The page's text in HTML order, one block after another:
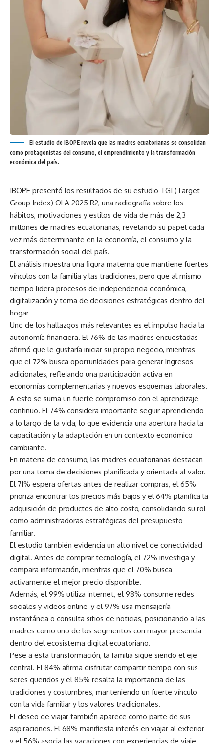
El estudio de IBOPE revela que las madres ecuatorianas se consolidan
como protagonistas del consumo, el emprendimiento y la transformación
económica del país.
IBOPE presentó los resultados de su estudio TGI (Target
Group Index) OLA 2025 R2, una radiografía sobre los
hábitos, motivaciones y estilos de vida de más de 2,3
millones de madres ecuatorianas, revelando su papel cada
vez más determinante en la economía, el consumo y la
transformación social del país.
El análisis muestra una figura materna que mantiene fuertes
vínculos con la familia y las tradiciones, pero que al mismo
tiempo lidera procesos de independencia económica,
digitalización y toma de decisiones estratégicas dentro del
hogar.
Uno de los hallazgos más relevantes es el impulso hacia la
autonomía financiera. El 76% de las madres encuestadas
afirmó que le gustaría iniciar su propio negocio, mientras
que el 72% busca oportunidades para generar ingresos
adicionales, reflejando una participación activa en
economías complementarias y nuevos esquemas laborales.
A esto se suma un fuerte compromiso con el aprendizaje
continuo. El 74% considera importante seguir aprendiendo
a lo largo de la vida, lo que evidencia una apertura hacia la
capacitación y la adaptación en un contexto económico
cambiante.
En materia de consumo, las madres ecuatorianas destacan
por una toma de decisiones planificada y orientada al valor.
El 71% espera ofertas antes de realizar compras, el 65%
prioriza encontrar los precios más bajos y el 64% planifica la
adquisición de productos de alto costo, consolidando su rol
como administradoras estratégicas del presupuesto
familiar.
El estudio también evidencia un alto nivel de conectividad
digital. Antes de comprar tecnología, el 72% investiga y
compara información, mientras que el 70% busca
activamente el mejor precio disponible.
Además, el 99% utiliza internet, el 98% consume redes
sociales y videos online, y el 97% usa mensajería
instantánea o consulta sitios de noticias, posicionando a las
madres como uno de los segmentos con mayor presencia
dentro del ecosistema digital ecuatoriano.
Pese a esta transformación, la familia sigue siendo el eje
central. El 84% afirma disfrutar compartir tiempo con sus
seres queridos y el 85% resalta la importancia de las
tradiciones y costumbres, manteniendo un fuerte vínculo
con la vida familiar y los valores tradicionales.
El deseo de viajar también aparece como parte de sus
aspiraciones. El 68% manifiesta interés en viajar al exterior
y el 56% asocia las vacaciones con experiencias de viaje,